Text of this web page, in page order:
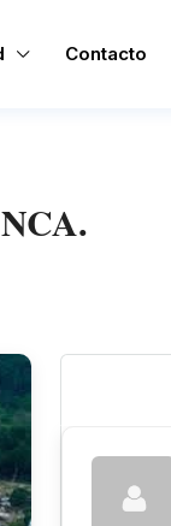
Contacto